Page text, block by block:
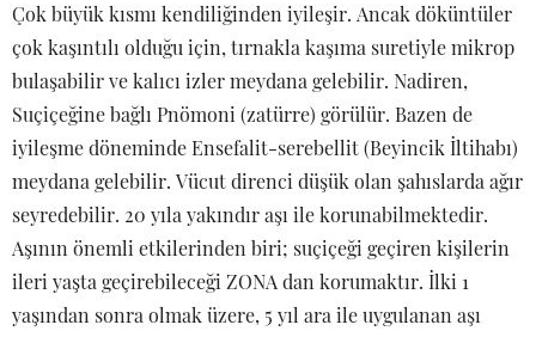
Çok büyük kısmı kendiliğinden iyileşir. Ancak döküntüler
çok kaşıntılı olduğu için, tırnakla kaşıma suretiyle mikrop
bulaşabilir ve kalıcı izler meydana gelebilir. Nadiren,
Suçiçeğine bağlı Pnömoni (zatürre) görülür. Bazen de
iyileşme döneminde Ensefalit-serebellit (Beyincik İltihabı)
meydana gelebilir. Vücut direnci düşük olan şahıslarda ağır
seyredebilir. 20 yıla yakındır aşı ile korunabilmektedir.
Aşının önemli etkilerinden biri; suçiçeği geçiren kişilerin
ileri yaşta geçirebileceği ZONA dan korumaktır. İlki 1
yaşından sonra olmak üzere, 5 yıl ara ile uygulanan aşı